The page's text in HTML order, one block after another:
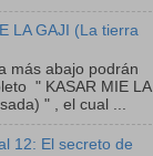
LA GAJI (La tierra
más abajo podrán
" KASAR MIE LA
" , el cual ...
12: El secreto de